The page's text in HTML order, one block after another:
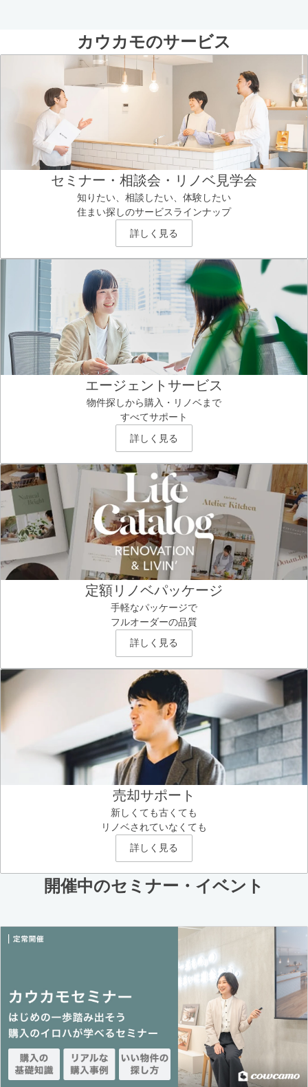
カウカモのサービス
セミナー・相談会・リノベ見学会
知りたい、相談したい、体験したい
住まい探しのサービスラインナップ
詳しく見る
エージェントサービス
物件探しから購入・リノベまで
すべてサポート
詳しく見る
定額リノベパッケージ
手軽なパッケージで
フルオーダーの品質
詳しく見る
売却サポート
新しくても古くても
リノベされていなくても
詳しく見る
開催中のセミナー・イベント